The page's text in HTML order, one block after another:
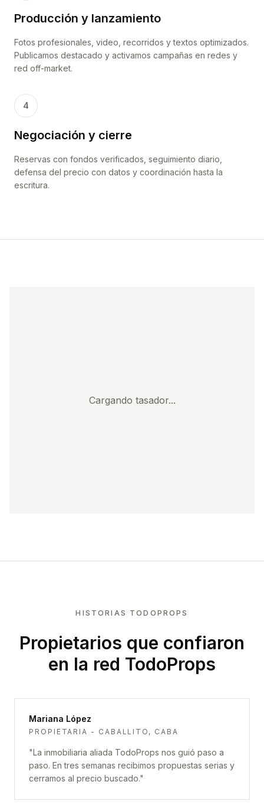
Producción y lanzamiento
Fotos profesionales, video, recorridos y textos optimizados.
Publicamos destacado y activamos campañas en redes y
red off-market.
4
Negociación y cierre
Reservas con fondos verificados, seguimiento diario,
defensa del precio con datos y coordinación hasta la
escritura.
Cargando tasador...
HISTORIAS TODOPROPS
Propietarios que confiaron
en la red TodoProps
Mariana López
PROPIETARIA - CABALLITO, CABA
"La inmobiliaria aliada TodoProps nos guió paso a
paso. En tres semanas recibimos propuestas serias y
cerramos al precio buscado."